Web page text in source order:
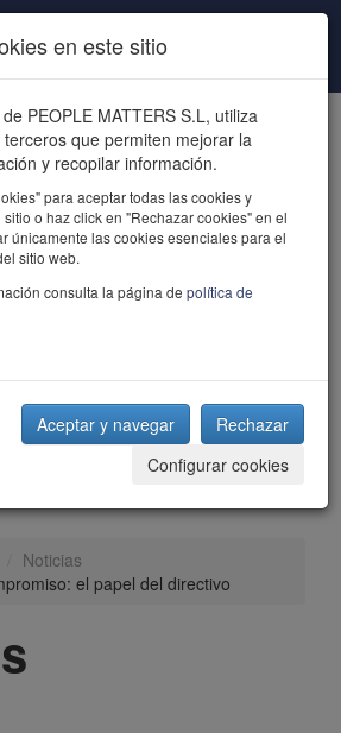
by talent
Noticias
el papel del directivo
en este sitio
PEOPLE MATTERS S.L, utiliza
que permiten mejorar la
y recopilar información.
para aceptar todas las cookies y
o haz click en "Rechazar cookies" en el
únicamente las cookies esenciales para el
sitio web.
consulta la página de política de
Aceptar y navegar
Rechazar
Configurar cookies